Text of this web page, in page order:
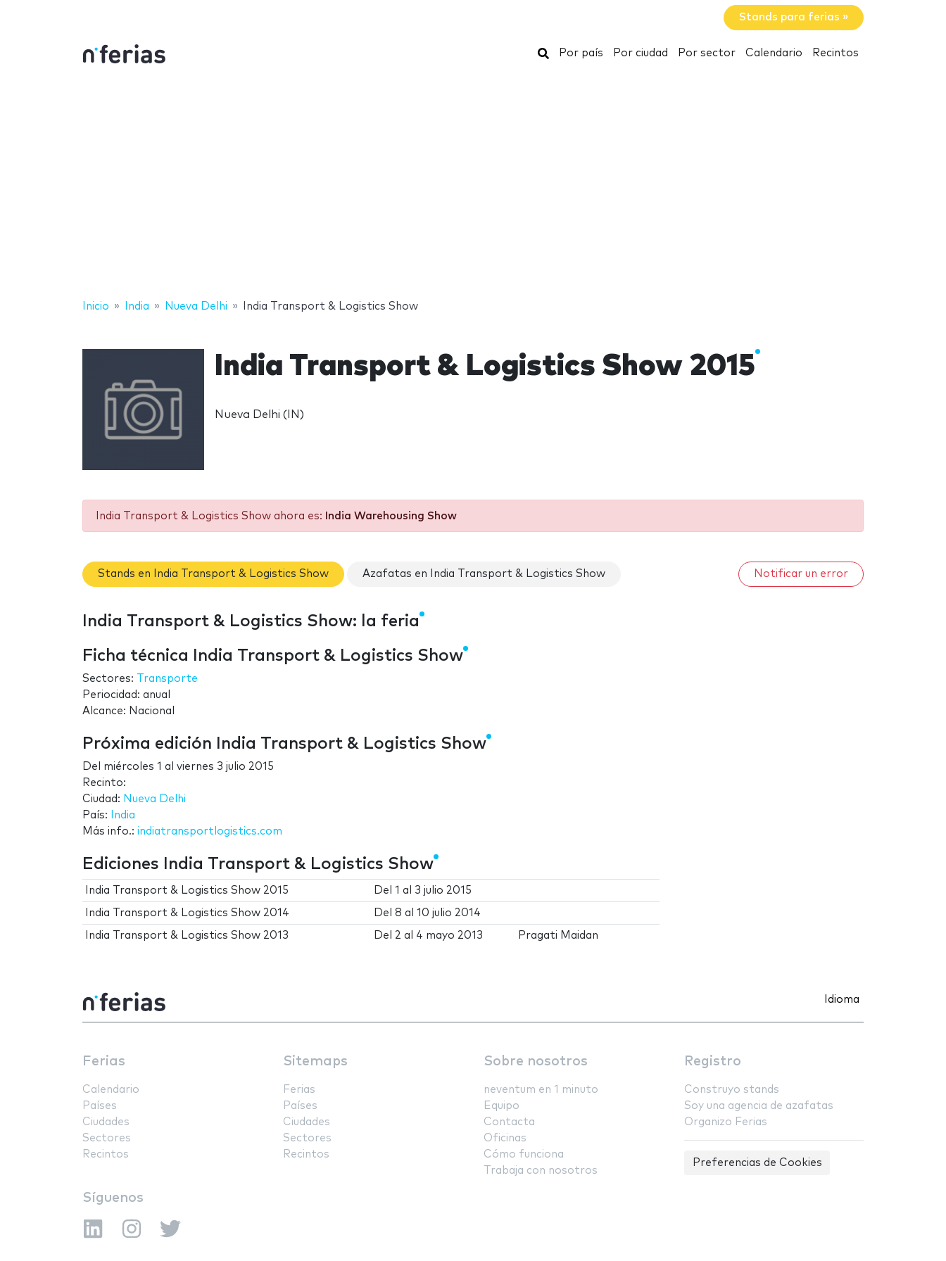
Stands para ferias »
Buscar
Por país Por ciudad Por sector Calendario Recintos
Inicio India Nueva Delhi India Transport & Logistics Show
India Transport & Logistics Show 2015
Nueva Delhi (IN)
India Transport & Logistics Show ahora es: India Warehousing Show
Stands en India Transport & Logistics Show Azafatas en India Transport & Logistics Show Notificar un error
India Transport & Logistics Show: la feria
Ficha técnica India Transport & Logistics Show
Sectores: Transporte
Periocidad: anual
Alcance: Nacional
Próxima edición India Transport & Logistics Show
Del miércoles 1 al viernes 3 julio 2015
Recinto:
Ciudad: Nueva Delhi
País:
India
Más info.: indiatransportlogistics.com
Ediciones India Transport & Logistics Show
India Transport & Logistics Show 2015 Del1 al 3 julio 2015
India Transport & Logistics Show 2014 Del8 al10 julio 2014
India Transport & Logistics Show 2013 Del 2 al 4 mayo 2013 Pragati Maidan
Idioma
Ferias
Calendario
Países
Ciudades
Sectores
Recintos
Sitemaps
Ferias
Países
Ciudades
Sectores
Recintos
Sobre nosotros
neventum en 1 minuto
Equipo
Contacta
Oficinas
Cómo funciona
Trabaja con nosotros
Registro
Construyo stands
Soy una agencia de azafatas
Organizo Ferias
Preferencias de Cookies
Síguenos